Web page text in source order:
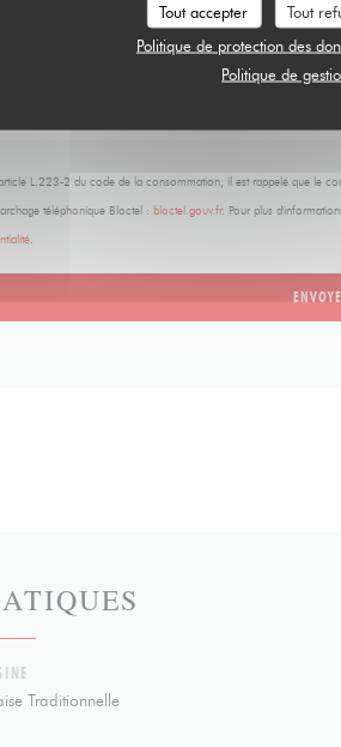
Tout accepter Tout
Politique de protection des
Politique de
L.223-2 du code de la consommation, il est rappelé que le
téléphonique Bloctel : bloctel.gouv.fr. Pour plus
.
Traditionnelle